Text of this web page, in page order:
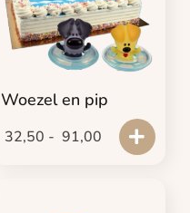
Woezel en pip
32,50 - 91,00